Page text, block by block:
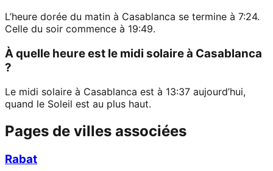
L’heure dorée du matin à Casablanca se termine à 7:24.
Celle du soir commence à 19:49.
À quelle heure est le midi solaire à Casablanca
?
Le midi solaire à Casablanca est à 13:37 aujourd’hui,
quand le Soleil est au plus haut.
Pages de villes associées
Rabat